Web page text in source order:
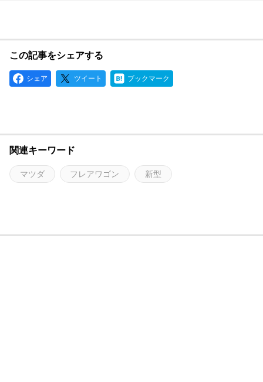
この記事をシェアする
シェア ツイート ブックマーク
関連キーワード
マツダ フレアワゴン 新型